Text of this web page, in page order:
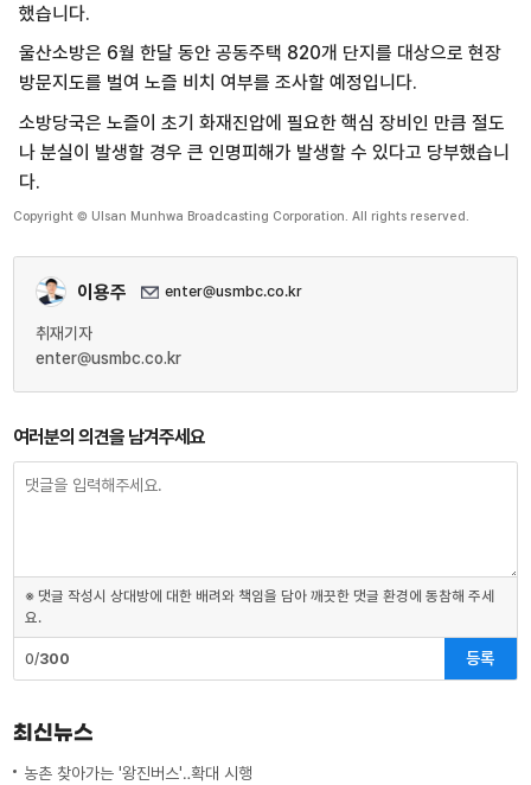
했습니다.
울산소방은 6월 한달 동안 공동주택 820개 단지를 대상으로 현장
방문지도를 벌여 노즐 비치 여부를 조사할 예정입니다.
소방당국은 노즐이 초기 화재진압에 필요한 핵심 장비인 만큼 절도
나 분실이 발생할 경우 큰 인명피해가 발생할 수 있다고 당부했습니
다.
Copyright © Ulsan Munhwa Broadcasting Corporation. All rights reserved.
이용주 enter@usmbc.co.kr
취재기자
enter@usmbc.co.kr
여러분의 의견을 남겨주세요
※ 댓글 작성시 상대방에 대한 배려와 책임을 담아 깨끗한 댓글 환경에 동참해 주세
요.
0/300 등록
최신뉴스
농촌 찾아가는 '왕진버스'‥확대 시행